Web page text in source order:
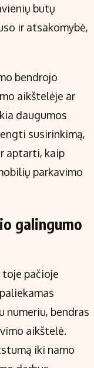
butų
ir atsakomybė,
bendrojo
aikštelėje ar
daugumos
susirinkimą,
aptarti, kaip
parkavimo
galingumo
pačioje
numeriu, bendras
aikštelė.
iki namo